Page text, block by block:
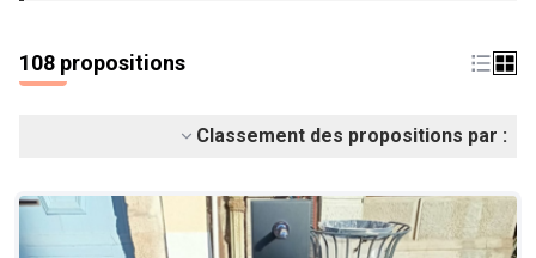
108 propositions
Classement des propositions par :